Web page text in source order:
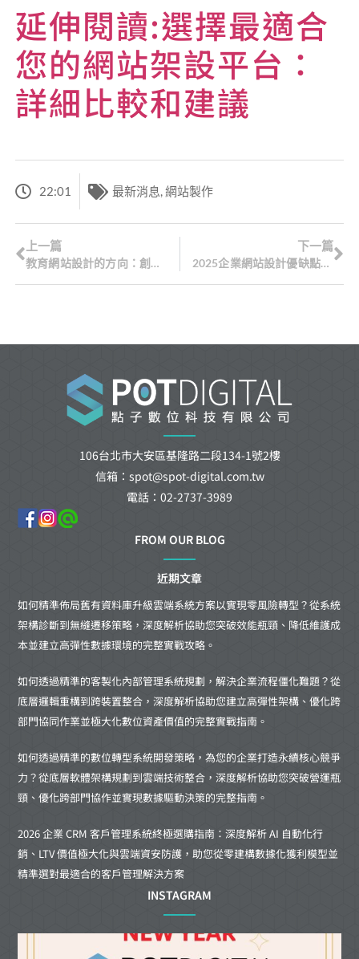
延伸閱讀:選擇最適合
您的網站架設平台：
詳細比較和建議
22:01 最新消息,網站製作
上一篇
教育網站設計的方向：創新、互動和個人化
下一篇
2025企業網站設計優缺點與成功關鍵
106台北市大安區基隆路二段134-1號2樓
信箱：spot@spot-digital.com.tw
電話：02-2737-3989
FROM OUR BLOG
近期文章
如何精準佈局舊有資料庫升級雲端系統方案以實現零風險轉型？從系統
架構診斷到無縫遷移策略，深度解析協助您突破效能瓶頸、降低維護成
本並建立高彈性數據環境的完整實戰攻略。
如何透過精準的客製化內部管理系統規劃，解決企業流程僵化難題？從
底層邏輯重構到跨裝置整合，深度解析協助您建立高彈性架構、優化跨
部門協同作業並極大化數位資產價值的完整實戰指南。
如何透過精準的數位轉型系統開發策略，為您的企業打造永續核心競爭
力？從底層軟體架構規劃到雲端技術整合，深度解析協助您突破營運瓶
頸、優化跨部門協作並實現數據驅動決策的完整指南。
2026 企業 CRM 客戶管理系統終極選購指南：深度解析 AI 自動化行
銷、LTV 價值極大化與雲端資安防護，助您從零建構數據化獲利模型並
精準選對最適合的客戶管理解決方案
INSTAGRAM